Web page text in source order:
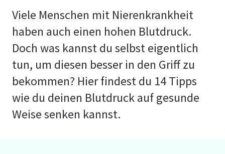
Viele Menschen mit Nierenkrankheit
haben auch einen hohen Blutdruck.
Doch was kannst du selbst eigentlich
tun, um diesen besser in den Griff zu
bekommen? Hier findest du 14 Tipps
wie du deinen Blutdruck auf gesunde
Weise senken kannst.